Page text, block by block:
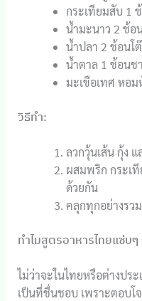
กระเทียมสับ 1
น้ำมะนาว 2 ช้อ
น้ำปลา 2 ช้อนโ
น้ำตาล 1 ช้อนชา
มะเขือเทศ หอ
วิธีทำ:
ลวกวุ้นเส้น กุ้ง
ผสมพริก กระเ
ด้วยกัน
คลุกทุกอย่างรว
ทำไมสูตรอาหารไทยแซ่บ
ไม่ว่าจะในไทยหรือต่างปร
เป็นที่ชื่นชอบ เพราะตอบโ